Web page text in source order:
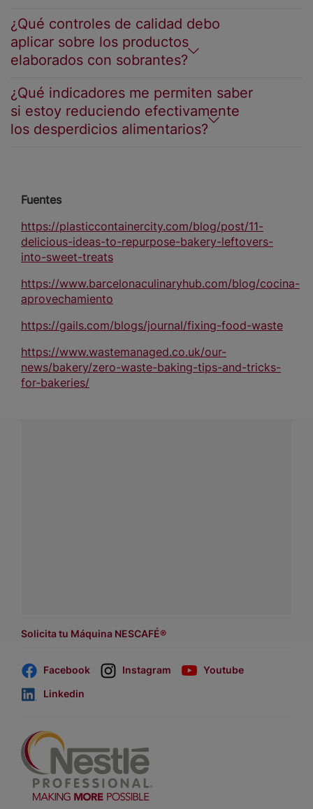
¿Qué controles de calidad debo
aplicar sobre los productos
elaborados con sobrantes?
¿Qué indicadores me permiten saber
si estoy reduciendo efectivamente
los desperdicios alimentarios?
Fuentes
https://plasticcontainercity.com/blog/post/11-
delicious-ideas-to-repurpose-bakery-leftovers-
into-sweet-treats
https://www.barcelonaculinaryhub.com/blog/cocina-
aprovechamiento
https://gails.com/blogs/journal/fixing-food-waste
https://www.wastemanaged.co.uk/our-
news/bakery/zero-waste-baking-tips-and-tricks-
for-bakeries/
Solicita tu Máquina NESCAFÉ®
Facebook Instagram
Youtube
Linkedin